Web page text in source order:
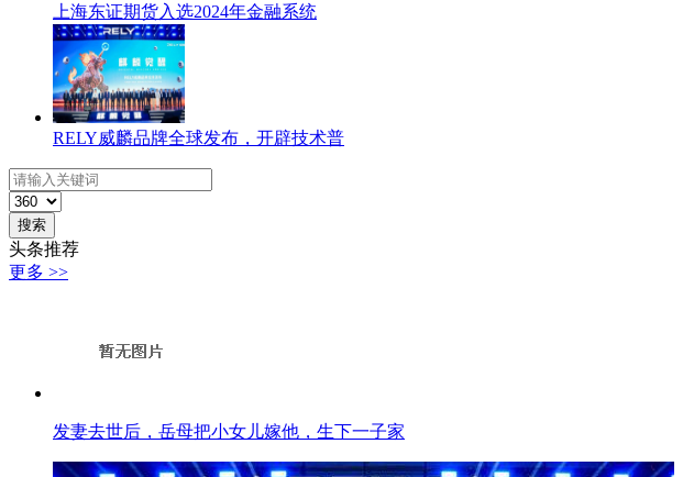
上海东证期货入选2024年金融系统
RELY威麟品牌全球发布，开辟技术普
搜索
头条推荐
更多 >>
发妻去世后，岳母把小女儿嫁他，生下一子家